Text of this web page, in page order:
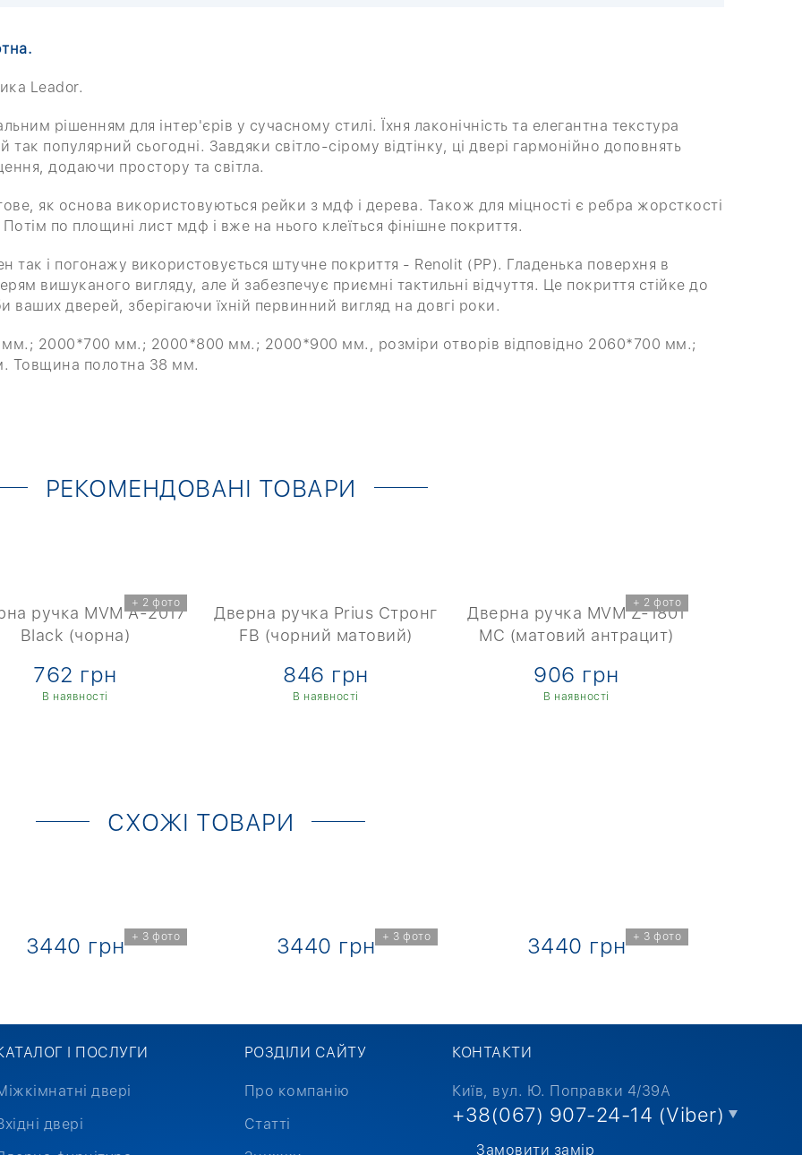
Leador.
рішенням для інтер'єрів у сучасному стилі. Їхня лаконічність та елегантна текстура
популярний сьогодні. Завдяки світло-сірому відтінку, ці двері гармонійно доповнять
додаючи простору та світла.
як основа використовуються рейки з мдф і дерева. Також для міцності є ребра жорсткості
по площині лист мдф і вже на нього клеїться фінішне покриття.
так і погонажу використовується штучне покриття - Renolit (PP). Гладенька поверхня в
вишуканого вигляду, але й забезпечує приємні тактильні відчуття. Це покриття стійке до
дверей, зберігаючи їхній первинний вигляд на довгі роки.
2000*700 мм.; 2000*800 мм.; 2000*900 мм., розміри отворів відповідно 2060*700 мм.;
полотна 38 мм.
РЕКОМЕНДОВАНІ ТОВАРИ
+ 2 фото
ручка MVM A-2017
Black (чорна)
762 грн
В наявності
Дверна ручка Prius Стронг
FB (чорний матовий)
846 грн
В наявності
+ 2 фото
Дверна ручка MVM Z-1801
MC (матовий антрацит)
906 грн
В наявності
СХОЖІ ТОВАРИ
+ 3 фото
3440 грн + 3 фото
3440 грн + 3 фото
3440 грн
І ПОСЛУГИ
двері
двері
РОЗДІЛИ САЙТУ
Про компанію
Статті
КОНТАКТИ
Київ, вул. Ю. Поправки 4/39А
+38(067) 907-24-14 (Viber)
Замовити замір